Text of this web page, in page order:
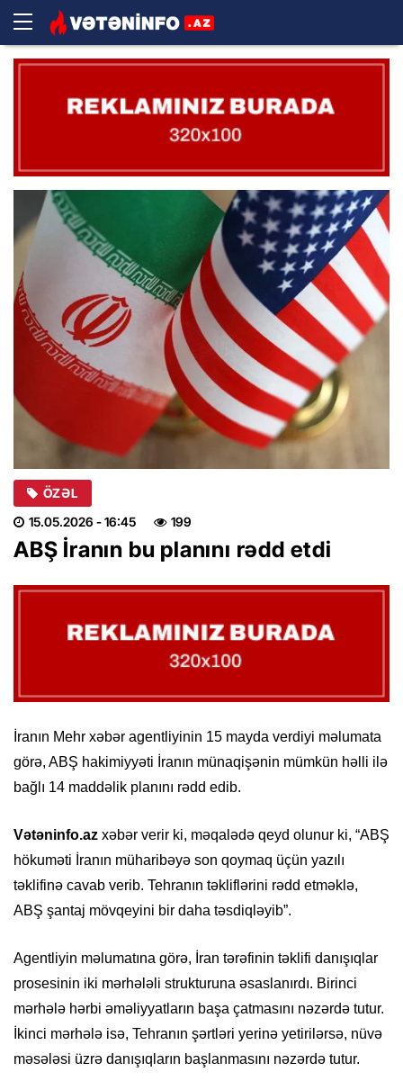
ÖZƏL
15.05.2026 - 16:45 199
ABŞ İranın bu planını rədd etdi
İranın Mehr xəbər agentliyinin 15 mayda verdiyi məlumata
görə, ABŞ hakimiyyəti İranın münaqişənin mümkün həlli ilə
bağlı 14 maddəlik planını rədd edib.
Vətəninfo.az xəbər verir ki, məqalədə qeyd olunur ki, “ABŞ
hökuməti İranın müharibəyə son qoymaq üçün yazılı
təklifinə cavab verib. Tehranın təkliflərini rədd etməklə,
ABŞ şantaj mövqeyini bir daha təsdiqləyib”.
Agentliyin məlumatına görə, İran tərəfinin təklifi danışıqlar
prosesinin iki mərhələli strukturuna əsaslanırdı. Birinci
mərhələ hərbi əməliyyatların başa çatmasını nəzərdə tutur.
İkinci mərhələ isə, Tehranın şərtləri yerinə yetirilərsə, nüvə
məsələsi üzrə danışıqların başlanmasını nəzərdə tutur.